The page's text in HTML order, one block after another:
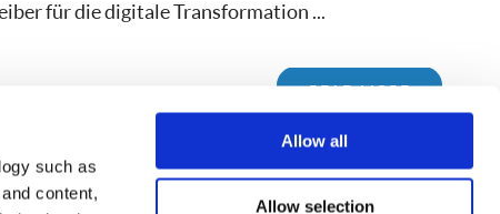
such as
content,
Allow all
Allow selection
für die digitale Transformation ...
READ MORE